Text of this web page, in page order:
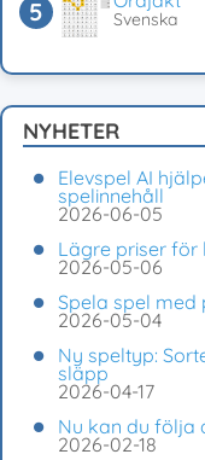
Svenska
NYHETER
Elevspel AI
spelinnehåll
2026-06-05
Lägre priser för
2026-05-06
Spela spel med
2026-05-04
Ny speltyp:
släpp
2026-04-17
Nu kan du följa
2026-02-18